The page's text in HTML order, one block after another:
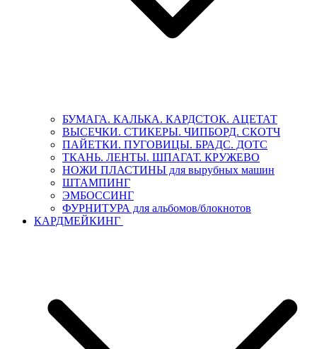
БУМАГА. КАЛЬКА. КАРДСТОК. АЦЕТАТ
ВЫСЕЧКИ. СТИКЕРЫ. ЧИПБОРД. СКОТЧ
ПАЙЕТКИ. ПУГОВИЦЫ. БРАДС. ДОТС
ТКАНЬ. ЛЕНТЫ. ШПАГАТ. КРУЖЕВО
НОЖИ ПЛАСТИНЫ для вырубных машин
ШТАМПИНГ
ЭМБОССИНГ
ФУРНИТУРА для альбомов/блокнотов
КАРДМЕЙКИНГ